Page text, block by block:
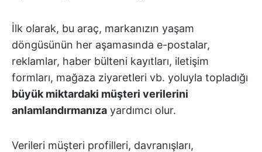
İlk olarak, bu araç, markanızın yaşam
döngüsünün her aşamasında e-postalar,
reklamlar, haber bülteni kayıtları, iletişim
formları, mağaza ziyaretleri vb. yoluyla topladığı
büyük miktardaki müşteri verilerini
anlamlandırmanıza yardımcı olur.
Verileri müşteri profilleri, davranışları,